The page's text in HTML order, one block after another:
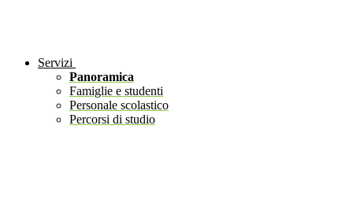
Servizi
Panoramica
Famiglie e studenti
Personale scolastico
Percorsi di studio